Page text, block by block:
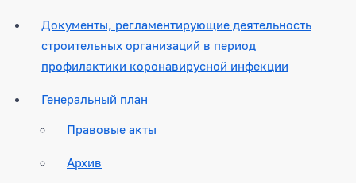
Документы, регламентирующие деятельность
строительных организаций в период
профилактики коронавирусной инфекции
Генеральный план
Правовые акты
Архив